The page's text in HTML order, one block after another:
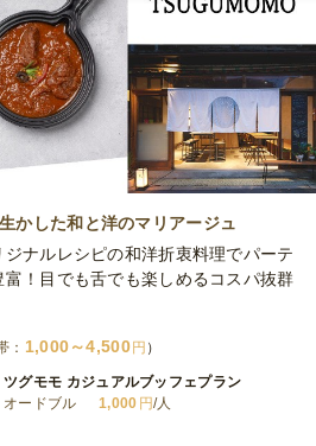
かした和と洋のマリアージュ
ナルレシピの和洋折衷料理でパーテ
！目でも舌でも楽しめるコスパ抜群
： 1,000～4,500円
ツグモモ カジュアルブッフェプラン
オードブル
1,000 円/人